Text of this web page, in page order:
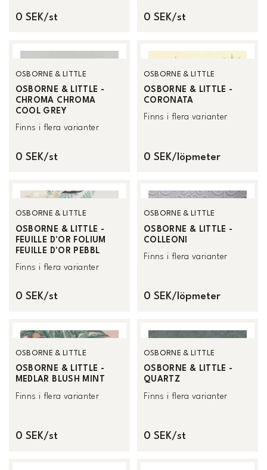
0 SEK/st 0 SEK/st
OSBORNE & LITTLE
OSBORNE & LITTLE -
CHROMA CHROMA
COOL GREY
Finns i flera varianter
0 SEK/st
OSBORNE & LITTLE
OSBORNE & LITTLE -
CORONATA
Finns i flera varianter
0 SEK/löpmeter
OSBORNE & LITTLE
OSBORNE & LITTLE -
FEUILLE D'OR FOLIUM
FEUILLE D'OR PEBBL
Finns i flera varianter
0 SEK/st
OSBORNE & LITTLE
OSBORNE & LITTLE -
COLLEONI
Finns i flera varianter
0 SEK/löpmeter
OSBORNE & LITTLE
OSBORNE & LITTLE -
MEDLAR BLUSH MINT
Finns i flera varianter
0 SEK/st
OSBORNE & LITTLE
OSBORNE & LITTLE -
QUARTZ
Finns i flera varianter
0 SEK/st